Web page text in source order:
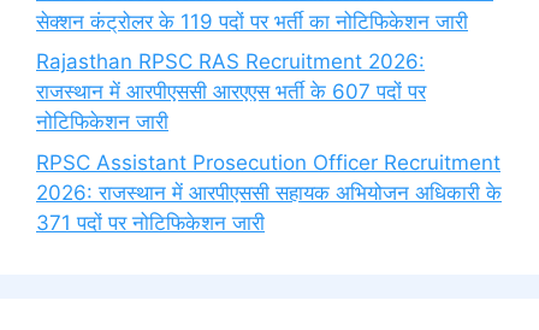
सेक्शन कंट्रोलर के 119 पदों पर भर्ती का नोटिफिकेशन जारी
Rajasthan RPSC RAS Recruitment 2026:
राजस्थान में आरपीएससी आरएएस भर्ती के 607 पदों पर
नोटिफिकेशन जारी
RPSC Assistant Prosecution Officer Recruitment
2026: राजस्थान में आरपीएससी सहायक अभियोजन अधिकारी के
371 पदों पर नोटिफिकेशन जारी